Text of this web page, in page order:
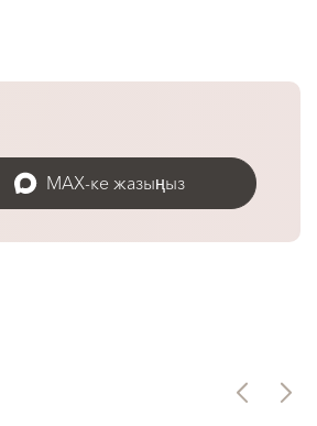
MAX-ке жазыңыз